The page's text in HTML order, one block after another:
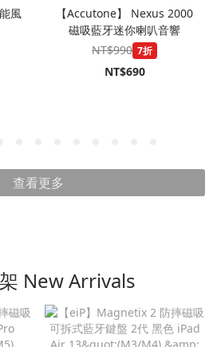
風
【Accutone】 Nexus 2000
磁吸藍牙迷你喇叭音響
NT$990 7折
NT$690
查看更多
New Arrivals